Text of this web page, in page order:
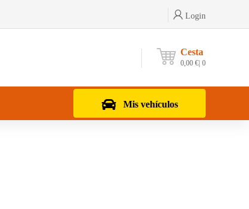
Login
Cesta
0,00 € 0
Mis vehículos